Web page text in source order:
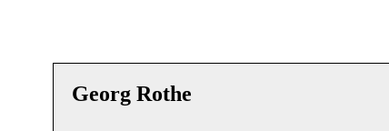
Georg Rothe